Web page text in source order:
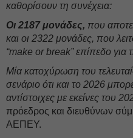
καθορίσουν τη συνέχεια:
Οι 2187 μονάδες, που
και οι 2322 μονάδες, που
“make or break” επίπεδο για
Μία κατοχύρωση του
σενάριο ότι και το 2026
αντίστοιχες με εκείνες του
πρόεδρος και διευθύνων
ΑΕΠΕΥ.